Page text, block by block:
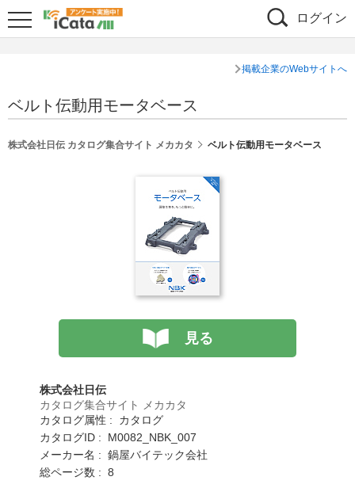
ログイン
掲載企業のWebサイトへ
ベルト伝動用モータベース
株式会社日伝 カタログ集合サイト メカカタ ベルト伝動用モータベース
見る
株式会社日伝
カタログ集合サイト メカカタ
カタログ属性 : カタログ
カタログID : M0082_NBK_007
メーカー名 : 鍋屋バイテック会社
総ページ数 : 8